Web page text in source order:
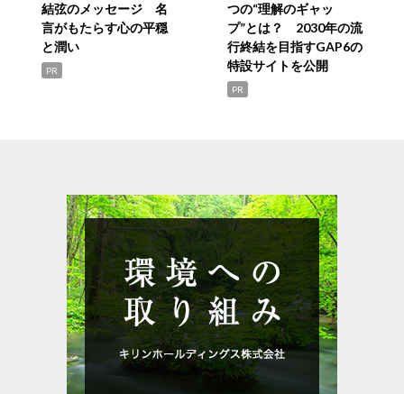
結弦のメッセージ 名
言がもたらす心の平穏
と潤い
PR
つの“理解のギャッ
プ”とは？ 2030年の流
行終結を目指すGAP6の
特設サイトを公開
PR